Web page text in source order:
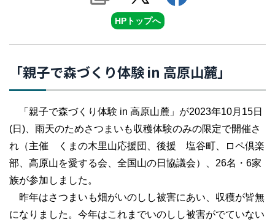
HPトップへ
「親子で森づくり体験 in 高原山麓」
「親子で森づくり体験 in 高原山麓」が2023年10月15日
(日)、雨天のためさつまいも収穫体験のみの限定で開催さ
れ（主催 くまの木里山応援団、後援 塩谷町、ロペ倶楽
部、高原山を愛する会、全国山の日協議会）、26名・6家
族が参加しました。
昨年はさつまいも畑がいのしし被害にあい、収穫が皆無
になりました。今年はこれまでいのしし被害がでていない